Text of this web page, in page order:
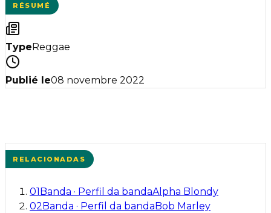
RÉSUMÉ
Type Reggae
Publié le08 novembre 2022
RELACIONADAS
01 Banda · Perfil da bandaAlpha Blondy
02 Banda · Perfil da banda Bob Marley